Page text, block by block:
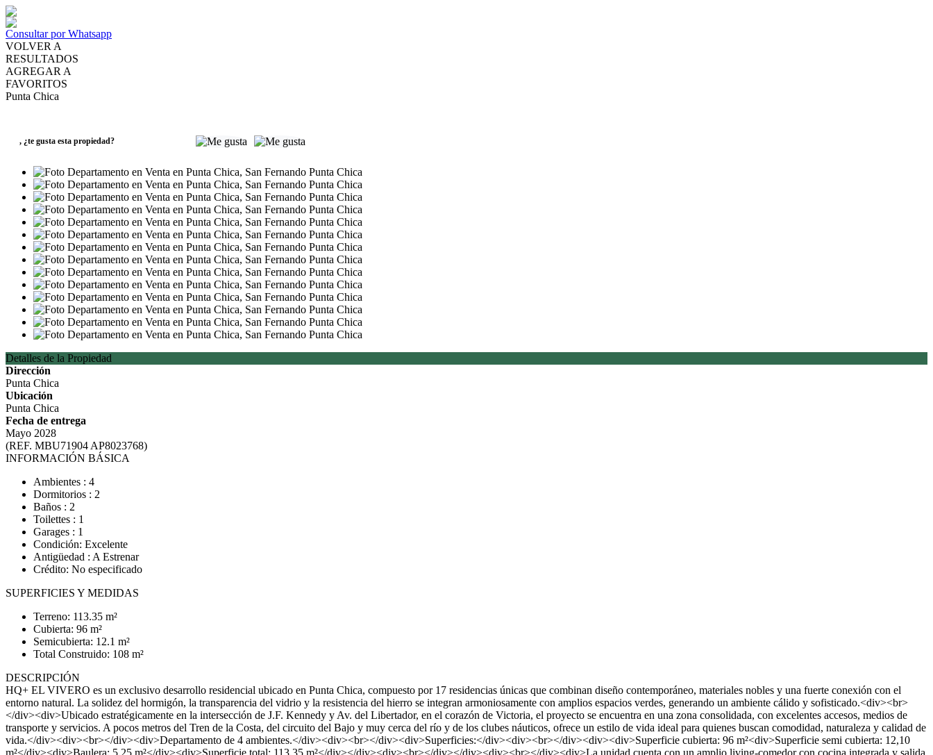
Consultar por Whatsapp
VOLVER A
RESULTADOS
AGREGAR A
FAVORITOS
Punta Chica
, ¿te gusta esta propiedad?
Detalles de la Propiedad
Dirección
Punta Chica
Ubicación
Punta Chica
Fecha de entrega
Mayo 2028
(REF. MBU71904 AP8023768)
INFORMACIÓN BÁSICA
Ambientes : 4
Dormitorios : 2
Baños : 2
Toilettes : 1
Garages : 1
Condición: Excelente
Antigüedad : A Estrenar
Crédito: No especificado
SUPERFICIES Y MEDIDAS
Terreno: 113.35 m²
Cubierta: 96 m²
Semicubierta: 12.1 m²
Total Construido: 108 m²
DESCRIPCIÓN
HQ+ EL VIVERO es un exclusivo desarrollo residencial ubicado en Punta Chica, compuesto por 17 residencias únicas que combinan diseño contemporáneo, materiales nobles y una fuerte conexión con el
entorno natural. La solidez del hormigón, la transparencia del vidrio y la resistencia del hierro se integran armoniosamente con amplios espacios verdes, generando un ambiente cálido y sofisticado.<div><br>
</div><div>Ubicado estratégicamente en la intersección de J.F. Kennedy y Av. del Libertador, en el corazón de Victoria, el proyecto se encuentra en una zona consolidada, con excelentes accesos, medios de
transporte y servicios. A pocos metros del Tren de la Costa, del circuito del Bajo y muy cerca del río y de los clubes náuticos, ofrece un estilo de vida ideal para quienes buscan comodidad, naturaleza y calidad de
vida.</div><div><br></div><div>Departamento de 4 ambientes.</div><div><br></div><div>Superficies:</div><div><br></div><div><div>Superficie cubierta: 96 m²<div>Superficie semi cubierta: 12,10
m²</div><div>Baulera: 5,25 m²</div><div>Superficie total: 113,35 m²</div></div><div><br></div></div><div><br></div><div>La unidad cuenta con un amplio living-comedor con cocina integrada y salida